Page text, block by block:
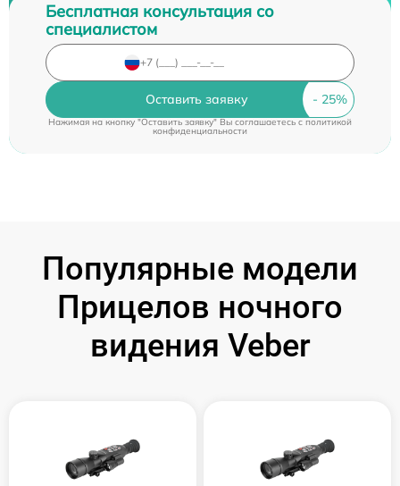
Бесплатная консультация со
специалистом
Оставить заявку
Нажимая на кнопку "Оставить заявку" Вы соглашаетесь cполитикой
конфиденциальности
Популярные модели
Прицелов ночного
видения Veber